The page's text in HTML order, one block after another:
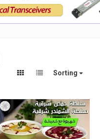
Sorting